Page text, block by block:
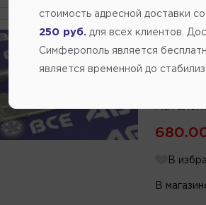
Паз
В
В
стоимость адресной доставки
250 руб. для всех клиентов.
Симферополь является
является временной до